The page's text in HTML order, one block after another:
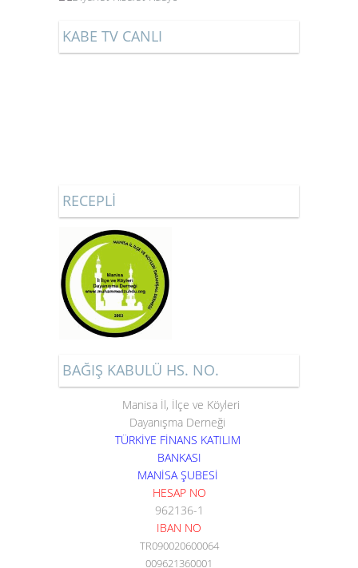
KABE TV CANLI
RECEPLİ
BAĞIŞ KABULÜ HS. NO.
Manisa İl, İlçe ve Köyleri
Dayanışma Derneği
TÜRKİYE FİNANS KATILIM
BANKASI
MANİSA ŞUBESİ
HESAP NO
962136-1
IBAN NO
TR090020600064
009621360001